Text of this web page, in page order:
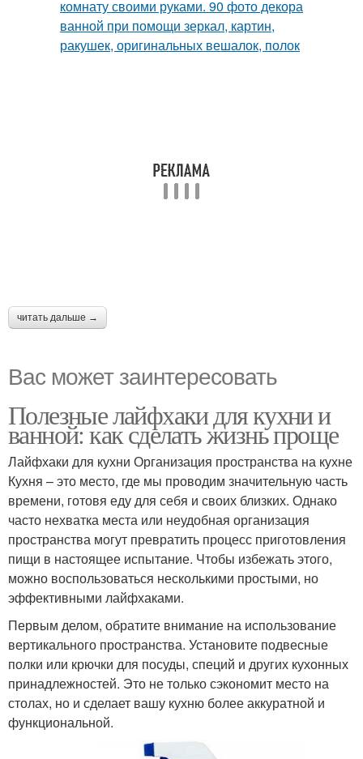
читать дальше →
Вас может заинтересовать
Полезные лайфхаки для кухни и
ванной: как сделать жизнь проще
Лайфхаки для кухни Организация пространства на кухне
Кухня – это место, где мы проводим значительную часть
времени, готовя еду для себя и своих близких. Однако
часто нехватка места или неудобная организация
пространства могут превратить процесс приготовления
пищи в настоящее испытание. Чтобы избежать этого,
можно воспользоваться несколькими простыми, но
эффективными лайфхаками.
Первым делом, обратите внимание на использование
вертикального пространства. Установите подвесные
полки или крючки для посуды, специй и других кухонных
принадлежностей. Это не только сэкономит место на
столах, но и сделает вашу кухню более аккуратной и
функциональной.